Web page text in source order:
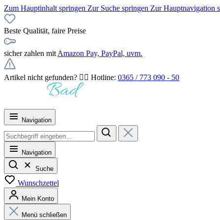
Zum Hauptinhalt springen Zur Suche springen Zur Hauptnavigation
Beste Qualität, faire Preise
sicher zahlen mit Amazon Pay, PayPal, uvm.
Artikel nicht gefunden? 👉🏻 Hotline: 0365 / 773 090 - 50
Navigation
Navigation
Suche
Wunschzettel
Mein Konto
Menü schließen